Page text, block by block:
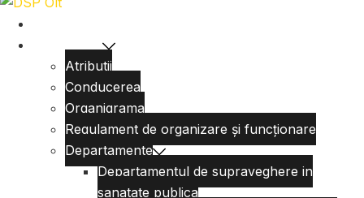
Atributii
Conducerea
Organigrama
Regulament de organizare și funcționare
Departamente
Departamentul de supraveghere in
sanatate publica